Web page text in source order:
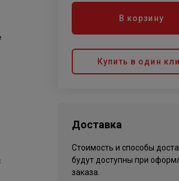
В корзину
Купить в один
Доставка
Стоимость и способы
будут доступны при
заказа.